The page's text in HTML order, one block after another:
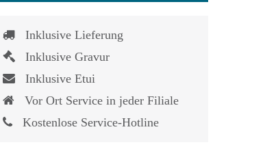
Inklusive Lieferung
Inklusive Gravur
Inklusive Etui
Vor Ort Service in jeder Filiale
Kostenlose Service-Hotline